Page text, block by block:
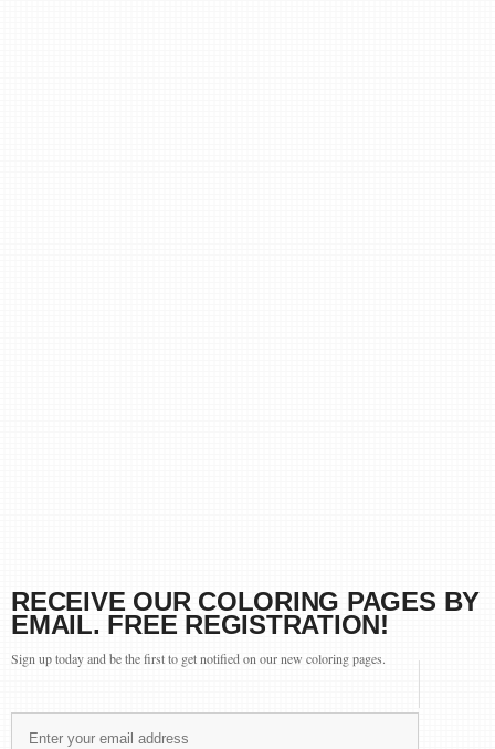
RECEIVE OUR COLORING PAGES BY
EMAIL. FREE REGISTRATION!
Sign up today and be the first to get notified on our new coloring pages.